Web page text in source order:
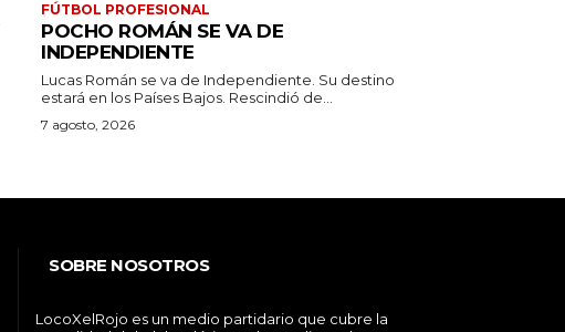
FÚTBOL PROFESIONAL
POCHO ROMÁN SE VA DE
INDEPENDIENTE
Lucas Román se va de Independiente. Su destino
estará en los Países Bajos. Rescindió de...
7 agosto, 2026
SOBRE NOSOTROS
LocoXelRojo es un medio partidario que cubre la